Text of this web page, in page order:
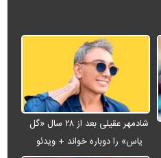
شادمهر عقیلی بعد از ۲۸ سال «گل
یاس» را دوباره خواند + ویدئو